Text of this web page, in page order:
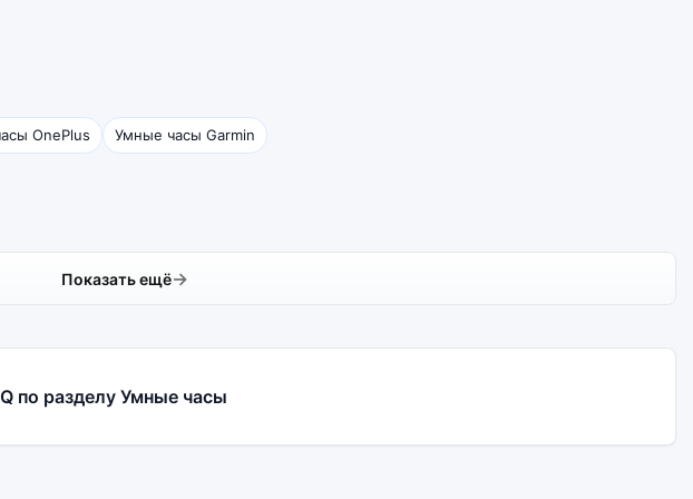
OnePlus Умные часы Garmin
Показать ещё
по разделу Умные часы